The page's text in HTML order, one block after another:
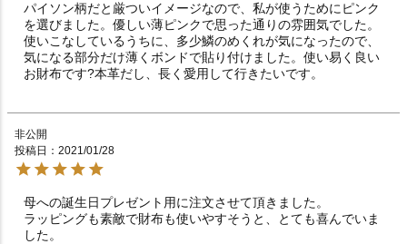
パイソン柄だと厳ついイメージなので、私が使うためにピンク
を選びました。優しい薄ピンクで思った通りの雰囲気でした。
使いこなしているうちに、多少鱗のめくれが気になったので、
気になる部分だけ薄くボンドで貼り付けました。使い易く良い
お財布です?本革だし、長く愛用して行きたいです。
非公開
投稿日
2021/01/28
母への誕生日プレゼント用に注文させて頂きました。
ラッピングも素敵で財布も使いやすそうと、とても喜んでいま
した。